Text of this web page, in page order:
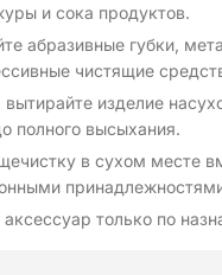
и сока продуктов.
абразивные губки,
чистящие
изделие
полного высыхания.
в сухом месте
только по